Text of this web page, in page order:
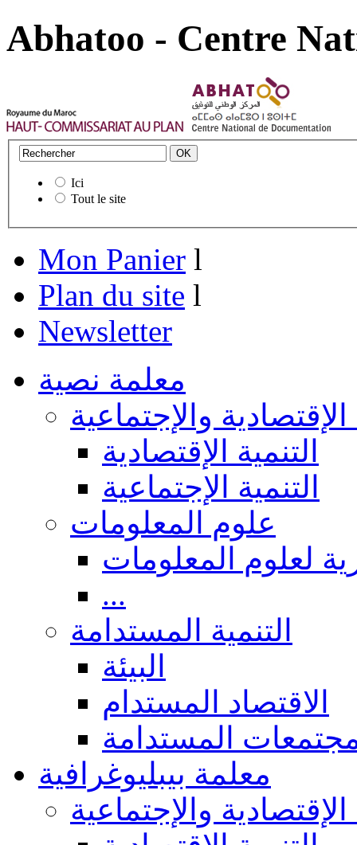
Abhatoo - Centre
Ici
Tout le site
Mon Panier l
Plan du site l
Newsletter
معلمة نصية
الإقتصادية والإجتماعية
التنمية الإقتصادية
التنمية الإجتماعية
علوم المعلومات
لعلوم المعلومات
...
التنمية المستدامة
البيئة
الاقتصاد المستدام
المستدامة
معلمة بيبليوغرافية
الإقتصادية والإجتماعية